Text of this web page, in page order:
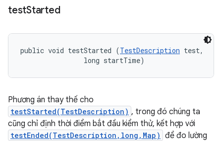
testStarted
public void testStarted (TestDescription test,
                long startTime)
Phương án thay thế cho
testStarted(TestDescription) , trong đó chúng ta
cũng chỉ định thời điểm bắt đầu kiểm thử, kết hợp với
testEnded(TestDescription,long,Map) để đo lường